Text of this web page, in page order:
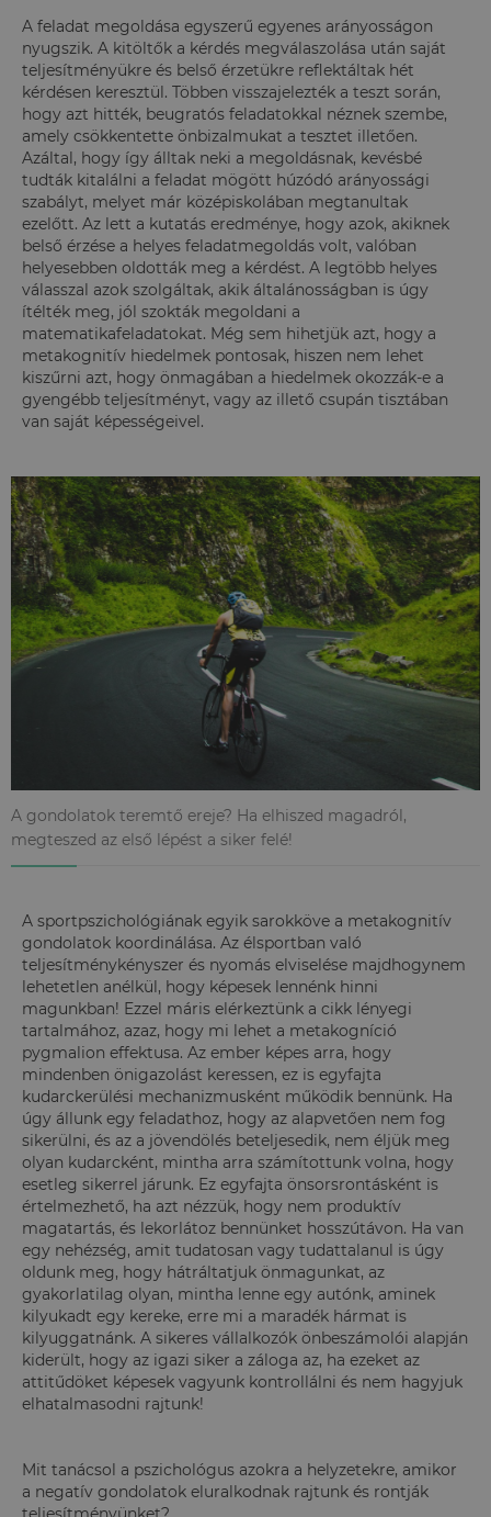
A feladat megoldása egyszerű egyenes arányosságon
nyugszik. A kitöltők a kérdés megválaszolása után saját
teljesítményükre és belső érzetükre reflektáltak hét
kérdésen keresztül. Többen visszajelezték a teszt során,
hogy azt hitték, beugratós feladatokkal néznek szembe,
amely csökkentette önbizalmukat a tesztet illetően.
Azáltal, hogy így álltak neki a megoldásnak, kevésbé
tudták kitalálni a feladat mögött húzódó arányossági
szabályt, melyet már középiskolában megtanultak
ezelőtt. Az lett a kutatás eredménye, hogy azok, akiknek
belső érzése a helyes feladatmegoldás volt, valóban
helyesebben oldották meg a kérdést. A legtöbb helyes
válasszal azok szolgáltak, akik általánosságban is úgy
ítélték meg, jól szokták megoldani a
matematikafeladatokat. Még sem hihetjük azt, hogy a
metakognitív hiedelmek pontosak, hiszen nem lehet
kiszűrni azt, hogy önmagában a hiedelmek okozzák-e a
gyengébb teljesítményt, vagy az illető csupán tisztában
van saját képességeivel.
A gondolatok teremtő ereje? Ha elhiszed magadról,
megteszed az első lépést a siker felé!
A sportpszichológiának egyik sarokköve a metakognitív
gondolatok koordinálása. Az élsportban való
teljesítménykényszer és nyomás elviselése majdhogynem
lehetetlen anélkül, hogy képesek lennénk hinni
magunkban! Ezzel máris elérkeztünk a cikk lényegi
tartalmához, azaz, hogy mi lehet a metakogníció
pygmalion effektusa. Az ember képes arra, hogy
mindenben önigazolást keressen, ez is egyfajta
kudarckerülési mechanizmusként működik bennünk. Ha
úgy állunk egy feladathoz, hogy az alapvetően nem fog
sikerülni, és az a jövendölés beteljesedik, nem éljük meg
olyan kudarcként, mintha arra számítottunk volna, hogy
esetleg sikerrel járunk. Ez egyfajta önsorsrontásként is
értelmezhető, ha azt nézzük, hogy nem produktív
magatartás, és lekorlátoz bennünket hosszútávon. Ha van
egy nehézség, amit tudatosan vagy tudattalanul is úgy
oldunk meg, hogy hátráltatjuk önmagunkat, az
gyakorlatilag olyan, mintha lenne egy autónk, aminek
kilyukadt egy kereke, erre mi a maradék hármat is
kilyuggatnánk. A sikeres vállalkozók önbeszámolói alapján
kiderült, hogy az igazi siker a záloga az, ha ezeket az
attitűdöket képesek vagyunk kontrollálni és nem hagyjuk
elhatalmasodni rajtunk!
Mit tanácsol a pszichológus azokra a helyzetekre, amikor
a negatív gondolatok eluralkodnak rajtunk és rontják